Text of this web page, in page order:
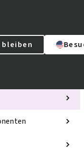
Unsere Marken